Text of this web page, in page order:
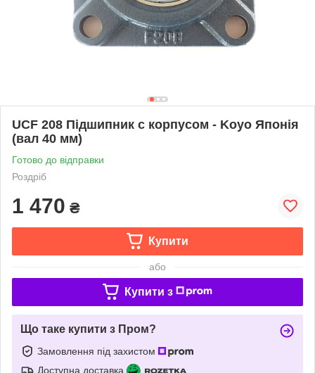
UCF 208 Підшипник c корпусом - Koyo Японія
(вал 40 мм)
Готово до відправки
Роздріб
1 470 ₴
Купити
або
Купити з
Що таке купити з Пром?
Замовлення під захистом
Доступна доставка